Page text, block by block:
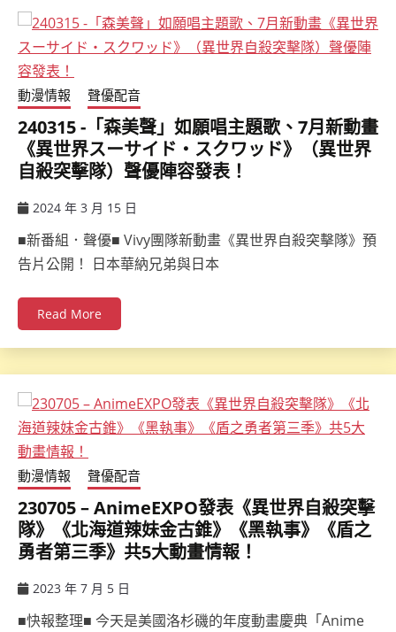
動漫情報 聲優配音
240315 -「森美聲」如願唱主題歌、7月新動畫
《異世界スーサイド・スクワッド》（異世界
自殺突擊隊）聲優陣容發表！
2024 年 3 月 15 日
■新番組．聲優■ Vivy團隊新動畫《異世界自殺突擊隊》預
告片公開！ 日本華納兄弟與日本
Read More
動漫情報 聲優配音
230705 – AnimeEXPO發表《異世界自殺突擊
隊》《北海道辣妹金古錐》《黑執事》《盾之
勇者第三季》共5大動畫情報！
2023 年 7 月 5 日
■快報整理■ 今天是美國洛杉磯的年度動畫慶典「Anime